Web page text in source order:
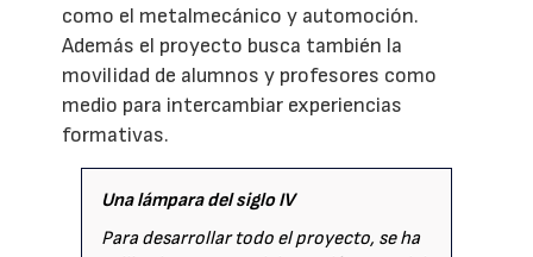
como el metalmecánico y automoción.
Además el proyecto busca también la
movilidad de alumnos y profesores como
medio para intercambiar experiencias
formativas.
Una lámpara del siglo IV
Para desarrollar todo el proyecto, se ha